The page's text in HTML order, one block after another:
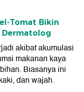
Tomat Bikin
Dermatolog
akibat akumulasi
makanan kaya
Biasanya ini
dan wajah.